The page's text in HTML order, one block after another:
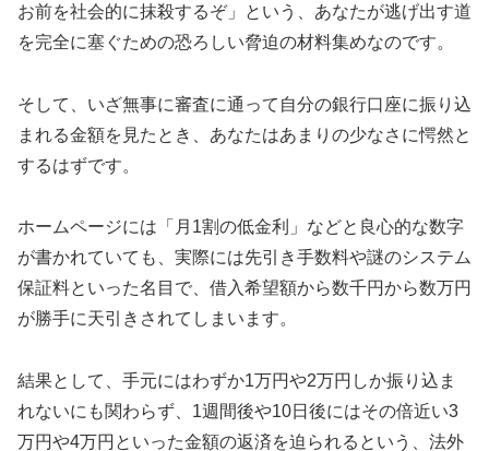
お前を社会的に抹殺するぞ」という、あなたが逃げ出す道
を完全に塞ぐための恐ろしい脅迫の材料集めなのです。
そして、いざ無事に審査に通って自分の銀行口座に振り込
まれる金額を見たとき、あなたはあまりの少なさに愕然と
するはずです。
ホームページには「月1割の低金利」などと良心的な数字
が書かれていても、実際には先引き手数料や謎のシステム
保証料といった名目で、借入希望額から数千円から数万円
が勝手に天引きされてしまいます。
結果として、手元にはわずか1万円や2万円しか振り込ま
れないにも関わらず、1週間後や10日後にはその倍近い3
万円や4万円といった金額の返済を迫られるという、法外